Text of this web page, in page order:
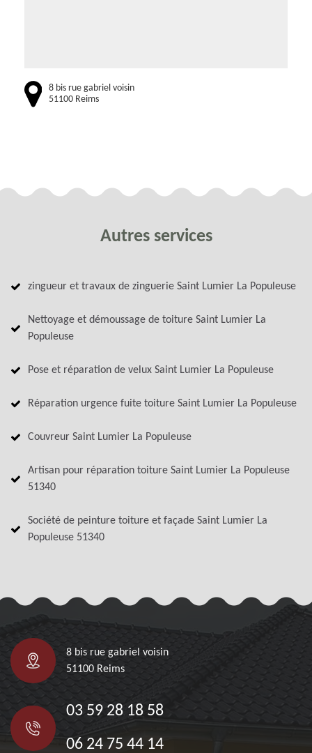
8 bis rue gabriel voisin
51100 Reims
Autres services
zingueur et travaux de zinguerie Saint Lumier La Populeuse
Nettoyage et démoussage de toiture Saint Lumier La
Populeuse
Pose et réparation de velux Saint Lumier La Populeuse
Réparation urgence fuite toiture Saint Lumier La Populeuse
Couvreur Saint Lumier La Populeuse
Artisan pour réparation toiture Saint Lumier La Populeuse
51340
Société de peinture toiture et façade Saint Lumier La
Populeuse 51340
8 bis rue gabriel voisin
51100 Reims
03 59 28 18 58
06 24 75 44 14